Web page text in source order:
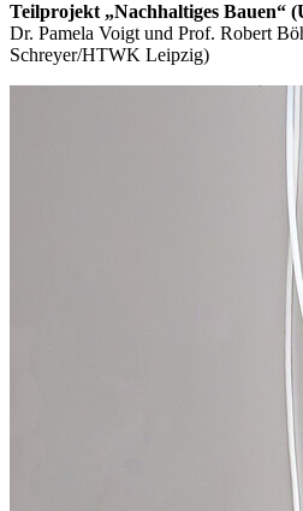
Teilprojekt „Nachhaltiges Bauen“
Dr. Pamela Voigt und Prof. Robert
Schreyer/HTWK Leipzig)